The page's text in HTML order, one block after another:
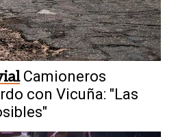
Camioneros
con Vicuña: "Las